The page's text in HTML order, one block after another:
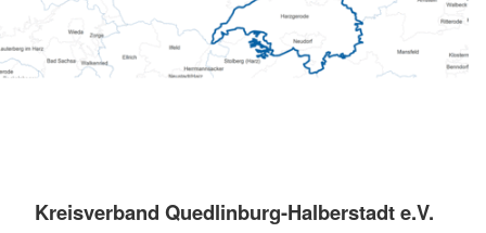
Kreisverband Quedlinburg-Halberstadt e.V.